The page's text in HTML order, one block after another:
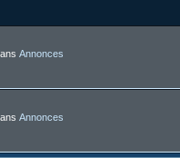
Annonces
Annonces